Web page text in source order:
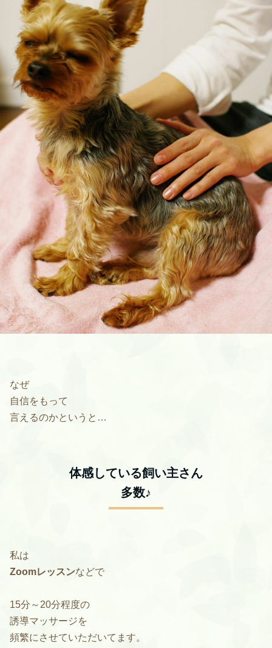
なぜ
自信をもって
言えるのかというと…
体感している飼い主さん
多数♪
私は
Zoomレッスンなどで
15分～20分程度の
誘導マッサージを
頻繁にさせていただいてます。